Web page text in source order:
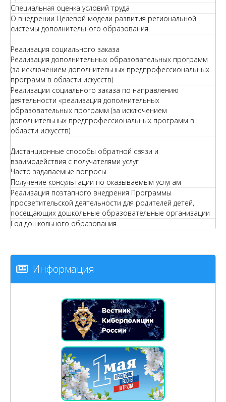
Специальная оценка условий труда
О внедрении Целевой модели развития региональной
системы дополнительного образования
Реализация социального заказа
Реализация дополнительных образовательных программ
(за исключением дополнительных предпрофессиональных
программ в области искусств)
Реализации социального заказа по направлению
деятельности «реализация дополнительных
образовательных программ (за исключением
дополнительных предпрофессиональных программ в
области искусств)
Дистанционные способы обратной связи и
взаимодействия с получателями услуг
Часто задаваемые вопросы
Получение консультации по оказываемым услугам
Реализация поэтапного внедрения Программы
просветительской деятельности для родителей детей,
посещающих дошкольные образовательные организации
Год дошкольного образования
Информация